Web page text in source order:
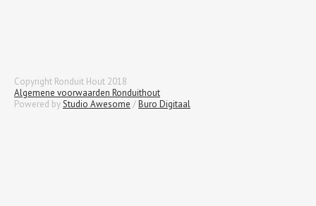
Copyright Ronduit Hout 2018
Algemene voorwaarden Ronduithout
Powered byStudio Awesome /Buro Digitaal